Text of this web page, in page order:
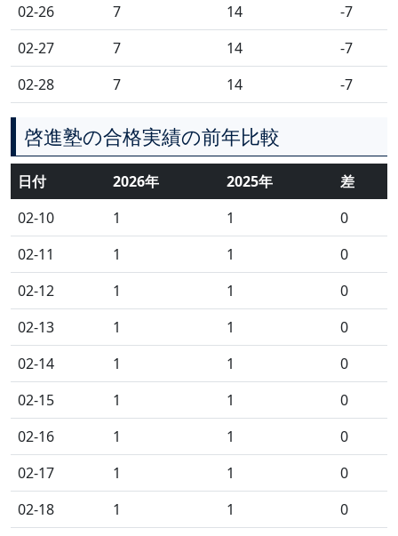
02-26
7 14
-7
02-27
7 14
-7
02-28
7 14 -7
啓進塾の合格実績の前年比較
日付 2026年 2025年
差
02-10
1 1
0
02-11
1 1
0
02-12
1 1
0
02-13
1 1
0
02-14
1 1
0
02-15
1 1
0
02-16
1 1
0
02-17
1 1
0
02-18
1 1 0